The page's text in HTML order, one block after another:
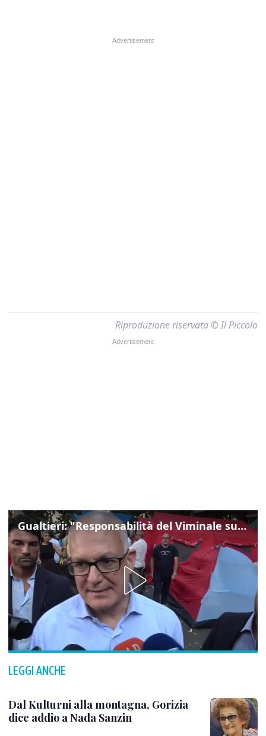
Riproduzione riservata © Il Piccolo
Gualtieri: "Responsabilità del Viminale su Spin Time? La posizione dei partiti è nota"
LEGGI ANCHE
Dal Kulturni alla montagna, Gorizia
dice addio a Nada Sanzin